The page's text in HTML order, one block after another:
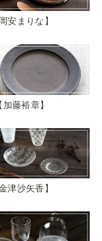
岡安まりな
加藤裕章
津沙矢香